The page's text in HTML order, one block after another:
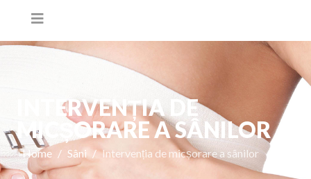
INTERVENȚIA DE
MICȘORARE A SÂNILOR
Home Sâni Intervenția de micșorare a sânilor